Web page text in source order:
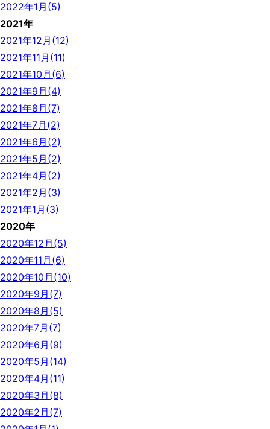
2022年1月(5)
2021年
2021年12月(12)
2021年11月(11)
2021年10月(6)
2021年9月(4)
2021年8月(7)
2021年7月(2)
2021年6月(2)
2021年5月(2)
2021年4月(2)
2021年2月(3)
2021年1月(3)
2020年
2020年12月(5)
2020年11月(6)
2020年10月(10)
2020年9月(7)
2020年8月(5)
2020年7月(7)
2020年6月(9)
2020年5月(14)
2020年4月(11)
2020年3月(8)
2020年2月(7)